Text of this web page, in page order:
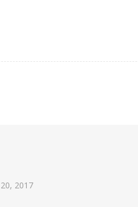
20, 2017